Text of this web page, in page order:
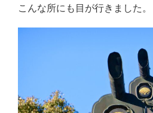
こんな所にも目が行きました。